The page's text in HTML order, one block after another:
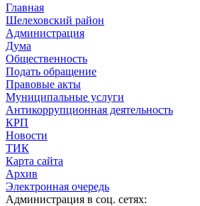
Главная
Шелеховский район
Администрация
Дума
Общественность
Подать обращение
Правовые акты
Муниципальные услуги
Антикоррупционная деятельность
КРП
Новости
ТИК
Карта сайта
Архив
Электронная очередь
Администрация в соц. сетях: